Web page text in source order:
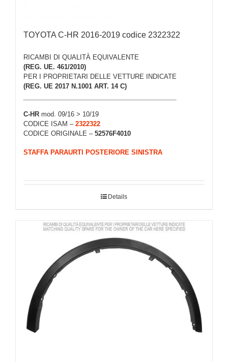
TOYOTA C-HR 2016-2019 codice 2322322
RICAMBI DI QUALITÀ EQUIVALENTE
(REG. UE. 461/2010)
PER I PROPRIETARI DELLE VETTURE INDICATE
(REG. UE 2017 N.1001 ART. 14 C)
C-HR mod. 09/16 > 10/19
CODICE ISAM – 2322322
CODICE ORIGINALE – 52576F4010
STAFFA PARAURTI POSTERIORE SINISTRA
Details